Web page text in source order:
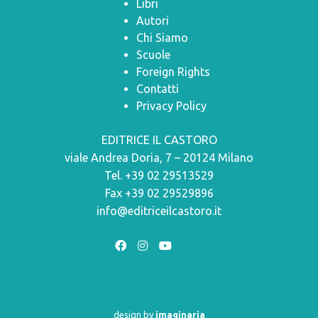
Libri
Autori
Chi Siamo
Scuole
Foreign Rights
Contatti
Privacy Policy
EDITRICE IL CASTORO
viale Andrea Doria, 7 – 20124 Milano
Tel. +39 02 29513529
Fax +39 02 29529896
info@editriceilcastoro.it
design by imaginaria